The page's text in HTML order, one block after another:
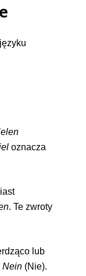
oznacza
. Te zwroty
lub
Nein (Nie).